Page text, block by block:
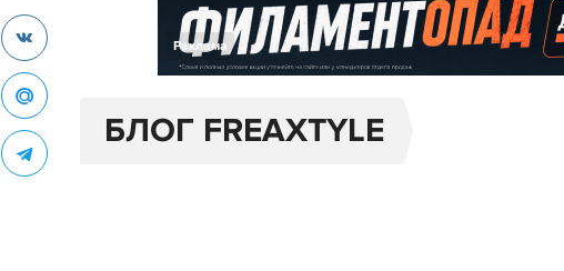
Реклама
БЛОГ FREAXTYLE